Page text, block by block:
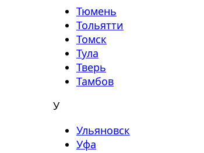
Тюмень
Тольятти
Томск
Тула
Тверь
Тамбов
У
Ульяновск
Уфа